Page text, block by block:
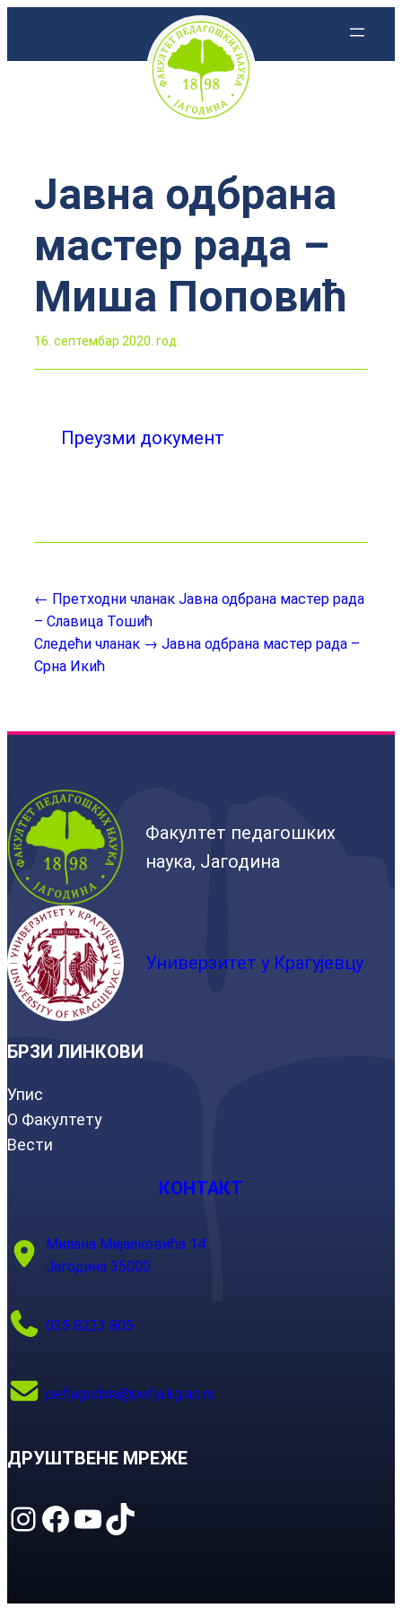
Јавна одбрана
мастер рада –
Миша Поповић
16. септембар 2020. год.
Преузми документ
← Претходни чланак Јавна одбрана мастер рада
– Славица Тошић
Следећи чланак → Јавна одбрана мастер рада –
Срна Икић
Факултет педагошких
наука, Јагодина
Универзитет у Крагујевцу
БРЗИ ЛИНКОВИ
Упис
О Факултету
Вести
КОНТАКТ
Милана Мијалковића 14
Јагодина 35000
035 8223 805
pefjagodina@pefja.kg.ac.rs
ДРУШТВЕНЕ МРЕЖЕ
Instagram Facebook YouTube TikTok